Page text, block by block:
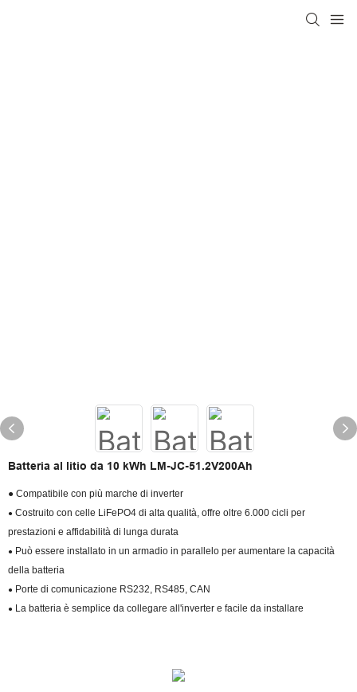
Batteria al litio da 10 kWh LM-JC-51.2V200Ah
● Compatibile con più marche di inverter
● Costruito con celle LiFePO4 di alta qualità, offre oltre 6.000 cicli per
prestazioni e affidabilità di lunga durata
● Può essere installato in un armadio in parallelo per aumentare la capacità
della batteria
● Porte di comunicazione RS232, RS485, CAN
● La batteria è semplice da collegare all'inverter e facile da installare